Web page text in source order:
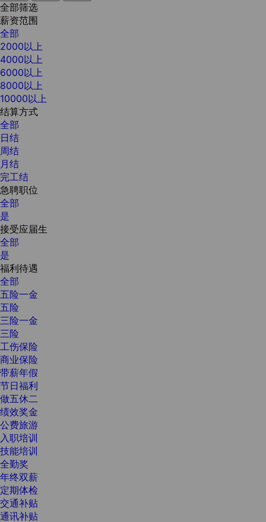
全部筛选
薪资范围
全部
2000以上
4000以上
6000以上
8000以上
10000以上
结算方式
全部
日结
周结
月结
完工结
急聘职位
全部
是
接受应届生
全部
是
福利待遇
全部
五险一金
五险
三险一金
三险
工伤保险
商业保险
带薪年假
节日福利
做五休二
绩效奖金
公费旅游
入职培训
技能培训
全勤奖
年终双薪
定期体检
交通补贴
通讯补贴